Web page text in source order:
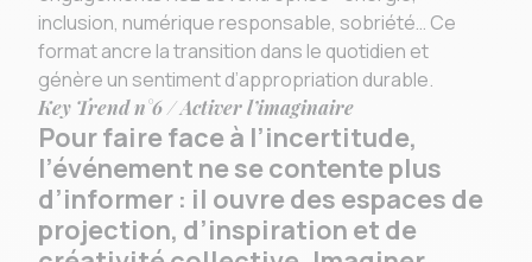
inclusion, numérique responsable, sobriété… Ce
format ancre la transition dans le quotidien et
génère un sentiment d’appropriation durable.
Key Trend n°6 / Activer l’imaginaire
Pour faire face à l’incertitude,
l’événement ne se contente plus
d’informer : il ouvre des espaces de
projection, d’inspiration et de